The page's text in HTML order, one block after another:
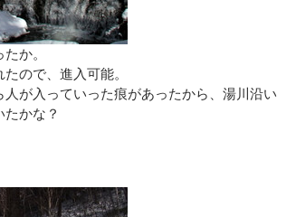
か。
ので、進入可能。
が入っていった痕があったから、湯川沿い
かな？